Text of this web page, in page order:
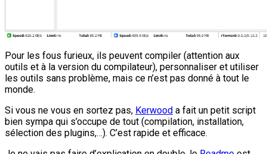
Pour les fous furieux, ils peuvent compiler (attention aux
outils et à la version du compilateur), personnaliser et utiliser
les outils sans problème, mais ce n’est pas donné à tout le
monde.
Si vous ne vous en sortez pas, Kerwood a fait un petit script
bien sympa qui s’occupe de tout (compilation, installation,
sélection des plugins,…). C’est rapide et efficace.